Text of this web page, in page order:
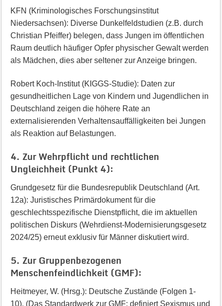
KFN (Kriminologisches Forschungsinstitut
Niedersachsen): Diverse Dunkelfeldstudien (z.B. durch
Christian Pfeiffer) belegen, dass Jungen im öffentlichen
Raum deutlich häufiger Opfer physischer Gewalt werden
als Mädchen, dies aber seltener zur Anzeige bringen.
Robert Koch-Institut (KIGGS-Studie): Daten zur
gesundheitlichen Lage von Kindern und Jugendlichen in
Deutschland zeigen die höhere Rate an
externalisierenden Verhaltensauffälligkeiten bei Jungen
als Reaktion auf Belastungen.
4. Zur Wehrpflicht und rechtlichen
Ungleichheit (Punkt 4):
Grundgesetz für die Bundesrepublik Deutschland (Art.
12a): Juristisches Primärdokument für die
geschlechtsspezifische Dienstpflicht, die im aktuellen
politischen Diskurs (Wehrdienst-Modernisierungsgesetz
2024/25) erneut exklusiv für Männer diskutiert wird.
5. Zur Gruppenbezogenen
Menschenfeindlichkeit (GMF):
Heitmeyer, W. (Hrsg.): Deutsche Zustände (Folgen 1-
10). (Das Standardwerk zur GMF; definiert Sexismus und